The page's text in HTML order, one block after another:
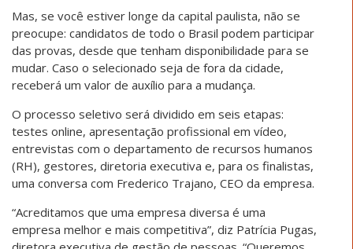
Mas, se você estiver longe da capital paulista, não se
preocupe: candidatos de todo o Brasil podem participar
das provas, desde que tenham disponibilidade para se
mudar. Caso o selecionado seja de fora da cidade,
receberá um valor de auxílio para a mudança.
O processo seletivo será dividido em seis etapas:
testes online, apresentação profissional em vídeo,
entrevistas com o departamento de recursos humanos
(RH), gestores, diretoria executiva e, para os finalistas,
uma conversa com Frederico Trajano, CEO da empresa.
“Acreditamos que uma empresa diversa é uma
empresa melhor e mais competitiva”, diz Patrícia Pugas,